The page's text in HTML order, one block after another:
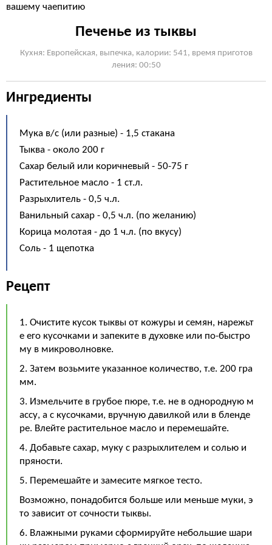
вашему чаепитию
Печенье из тыквы
Кухня: Европейская, выпечка, калории: 541, время приготов
ления: 00:50
Ингредиенты
Мука в/с (или разные) - 1,5 стакана
Тыква - около 200 г
Сахар белый или коричневый - 50-75 г
Растительное масло - 1 ст.л.
Разрыхлитель - 0,5 ч.л.
Ванильный сахар - 0,5 ч.л. (по желанию)
Корица молотая - до 1 ч.л. (по вкусу)
Соль - 1 щепотка
Рецепт
1. Очистите кусок тыквы от кожуры и семян, нарежьт
е его кусочками и запеките в духовке или по-быстро
му в микроволновке.
2. Затем возьмите указанное количество, т.е. 200 гра
мм.
3. Измельчите в грубое пюре, т.е. не в однородную м
ассу, а с кусочками, вручную давилкой или в бленде
ре. Влейте растительное масло и перемешайте.
4. Добавьте сахар, муку с разрыхлителем и солью и
пряности.
5. Перемешайте и замесите мягкое тесто.
Возможно, понадобится больше или меньше муки, э
то зависит от сочности тыквы.
6. Влажными руками сформируйте небольшие шари